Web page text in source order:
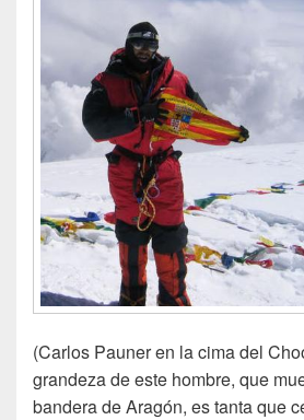
(Carlos Pauner en la cima del
grandeza de este hombre, que
bandera de Aragón, es tanta que